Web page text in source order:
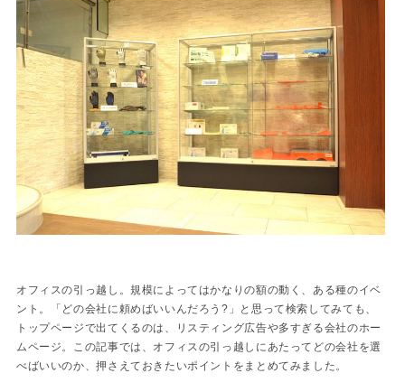
オフィスの引っ越し。規模によってはかなりの額の動く、ある種のイベ
ント。「どの会社に頼めばいいんだろう?」と思って検索してみても、
トップページで出てくるのは、リスティング広告や多すぎる会社のホー
ムページ。この記事では、オフィスの引っ越しにあたってどの会社を選
べばいいのか、押さえておきたいポイントをまとめてみました。